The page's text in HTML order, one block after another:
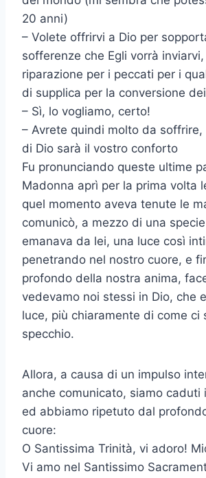
20 anni)
– Volete offrirvi a Dio per
sofferenze che Egli vorrà
riparazione per i peccati per i
di supplica per la conversione
– Sì, lo vogliamo, certo!
– Avrete quindi molto da soffrire,
di Dio sarà il vostro conforto
Fu pronunciando queste ultime
Madonna aprì per la prima volta
quel momento aveva tenute le
comunicò, a mezzo di una
emanava da lei, una luce così
penetrando nel nostro cuore, e
profondo della nostra anima,
vedevamo noi stessi in Dio, che
luce, più chiaramente di come ci
specchio.
Allora, a causa di un impulso
anche comunicato, siamo caduti
ed abbiamo ripetuto dal
cuore:
O Santissima Trinità, vi adoro!
Vi amo nel Santissimo